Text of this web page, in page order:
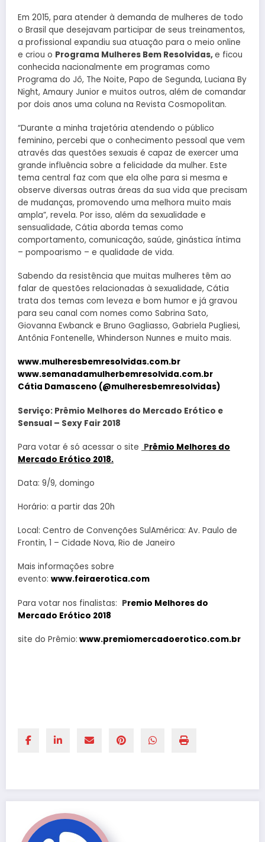
Em 2015, para atender à demanda de mulheres de todo
o Brasil que desejavam participar de seus treinamentos,
a profissional expandiu sua atuação para o meio online
e criou o Programa Mulheres Bem Resolvidas,e ficou
conhecida nacionalmente em programas como
Programa do Jô, The Noite, Papo de Segunda, Luciana By
Night, Amaury Junior e muitos outros, além de comandar
por dois anos uma coluna na Revista Cosmopolitan.
“Durante a minha trajetória atendendo o público
feminino, percebi que o conhecimento pessoal que vem
através das questões sexuais é capaz de exercer uma
grande influência sobre a felicidade da mulher. Este
tema central faz com que ela olhe para si mesma e
observe diversas outras áreas da sua vida que precisam
de mudanças, promovendo uma melhora muito mais
ampla”, revela. Por isso, além da sexualidade e
sensualidade, Cátia aborda temas como
comportamento, comunicação, saúde, ginástica íntima
– pompoarismo – e qualidade de vida.
Sabendo da resistência que muitas mulheres têm ao
falar de questões relacionadas à sexualidade, Cátia
trata dos temas com leveza e bom humor e já gravou
para seu canal com nomes como Sabrina Sato,
Giovanna Ewbanck e Bruno Gagliasso, Gabriela Pugliesi,
Antônia Fontenelle, Whinderson Nunnes e muito mais.
www.mulheresbemresolvidas.com.br
www.semanadamulherbemresolvida.com.br
Cátia Damasceno (@mulheresbemresolvidas)
Serviço: Prêmio Melhores do Mercado Erótico e
Sensual – Sexy Fair 2018
Para votar é só acessar o site Prêmio Melhores do
Mercado Erótico 2018.
Data: 9/9, domingo
Horário: a partir das 20h
Local: Centro de Convenções SulAmérica: Av. Paulo de
Frontin, 1 – Cidade Nova, Rio de Janeiro
Mais informações sobre
evento: www.feiraerotica.com
Para votar nos finalistas: Premio Melhores do
Mercado Erótico 2018
site do Prêmio: www.premiomercadoerotico.com.br